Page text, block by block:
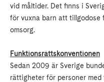
vid måltider. Det finns i
för vuxna barn att tillgodose
omsorg.
Funktionsrättskonventionen
Sedan 2009 är Sverige
rättigheter för personer